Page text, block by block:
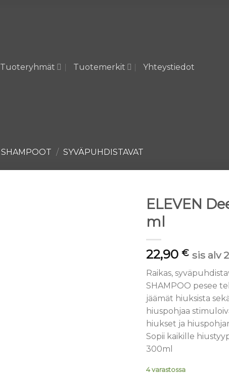
Tuoteryhmät Tuotemerkit Yhteystiedot
SHAMPOOT / SYVÄPUHDISTAVAT
ELEVEN
ml
22,90 € sis alv
Raikas,
SHAMPOO pesee
jäämät hiuksista
hiuspohjaa
hiukset ja
Sopii kaikille
300ml
4 varastossa